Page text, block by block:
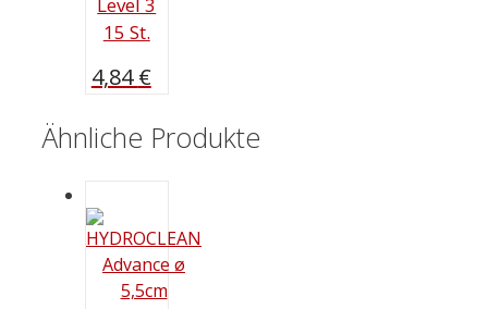
Level 3
15 St.
4,84€
Ähnliche Produkte